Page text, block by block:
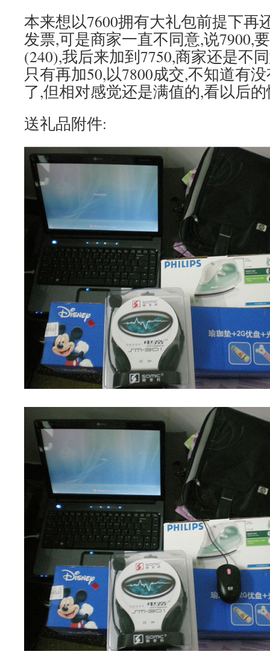
本来想以7600拥有大礼包前提下再
发票,可是商家一直不同意,说7900,
(240),我后来加到7750,商家还是不
只有再加50,以7800成交,不知道有
了,但相对感觉还是满值的,看以后
送礼品附件: